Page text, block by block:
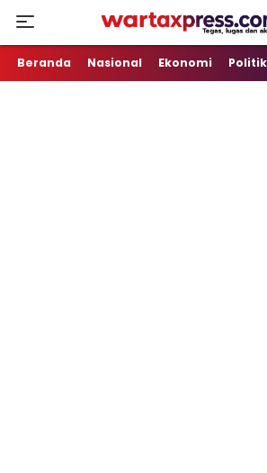
WartaXpress
Tegas, Lugas dan Akurat
Beranda Nasional Ekonomi Politik